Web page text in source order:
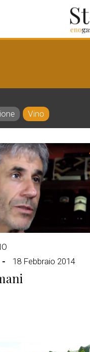
Vino
18 Febbraio 2014